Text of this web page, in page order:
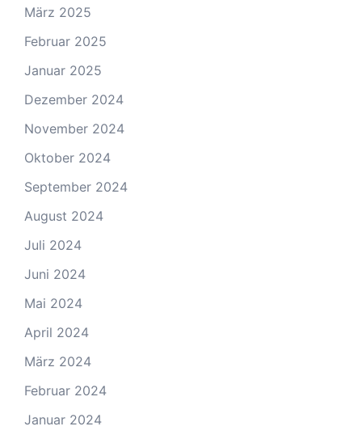
März 2025
Februar 2025
Januar 2025
Dezember 2024
November 2024
Oktober 2024
September 2024
August 2024
Juli 2024
Juni 2024
Mai 2024
April 2024
März 2024
Februar 2024
Januar 2024